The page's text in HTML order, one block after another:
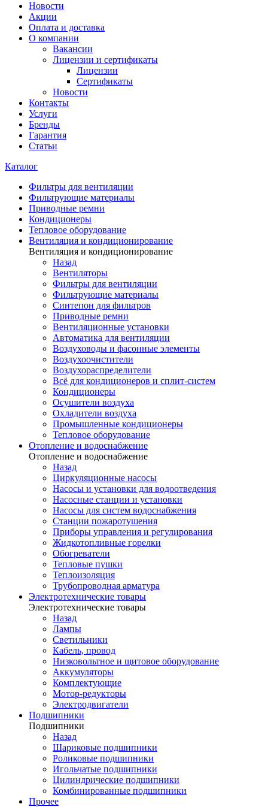
Новости
Акции
Оплата и доставка
О компании
Вакансии
Лицензии и сертификаты
Лицензии
Сертификаты
Новости
Контакты
Услуги
Бренды
Гарантия
Статьи
Каталог
Фильтры для вентиляции
Фильтрующие материалы
Приводные ремни
Кондиционеры
Тепловое оборудование
Вентиляция и кондиционирование
Вентиляция и кондиционирование
Назад
Вентиляторы
Фильтры для вентиляции
Фильтрующие материалы
Синтепон для фильтров
Приводные ремни
Вентиляционные установки
Автоматика для вентиляции
Воздуховоды и фасонные элементы
Воздухоочистители
Воздухораспределители
Всё для кондиционеров и сплит-систем
Кондиционеры
Осушители воздуха
Охладители воздуха
Промышленные кондиционеры
Тепловое оборудование
Отопление и водоснабжение
Отопление и водоснабжение
Назад
Циркуляционные насосы
Насосы и установки для водоотведения
Насосные станции и установки
Насосы для систем водоснабжения
Станции пожаротушения
Приборы управления и регулирования
Жидкотопливные горелки
Обогреватели
Тепловые пушки
Теплоизоляция
Трубопроводная арматура
Электротехнические товары
Электротехнические товары
Назад
Лампы
Светильники
Кабель, провод
Низковольтное и щитовое оборудование
Аккумуляторы
Комплектующие
Мотор-редукторы
Электродвигатели
Подшипники
Подшипники
Назад
Шариковые подшипники
Роликовые подшипники
Игольчатые подшипники
Цилиндрические подшипники
Комбинированные подшипники
Прочее